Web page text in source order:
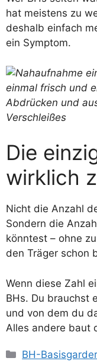
hat meistens zu
deshalb einfach
ein Symptom.
Die
wirklich
Nicht die Anzahl
Sondern die
könntest – ohne
den Träger schon
Wenn diese Zahl
BHs. Du brauchst
und von dem du
Alles andere baut
Kategorien
BH-